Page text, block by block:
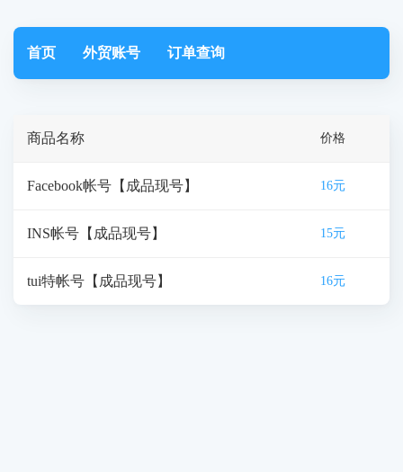
首页 外贸账号 订单查询
商品名称 价格
Facebook帐号【成品现号】 16元
INS帐号【成品现号】 15元
tui特帐号【成品现号】 16元